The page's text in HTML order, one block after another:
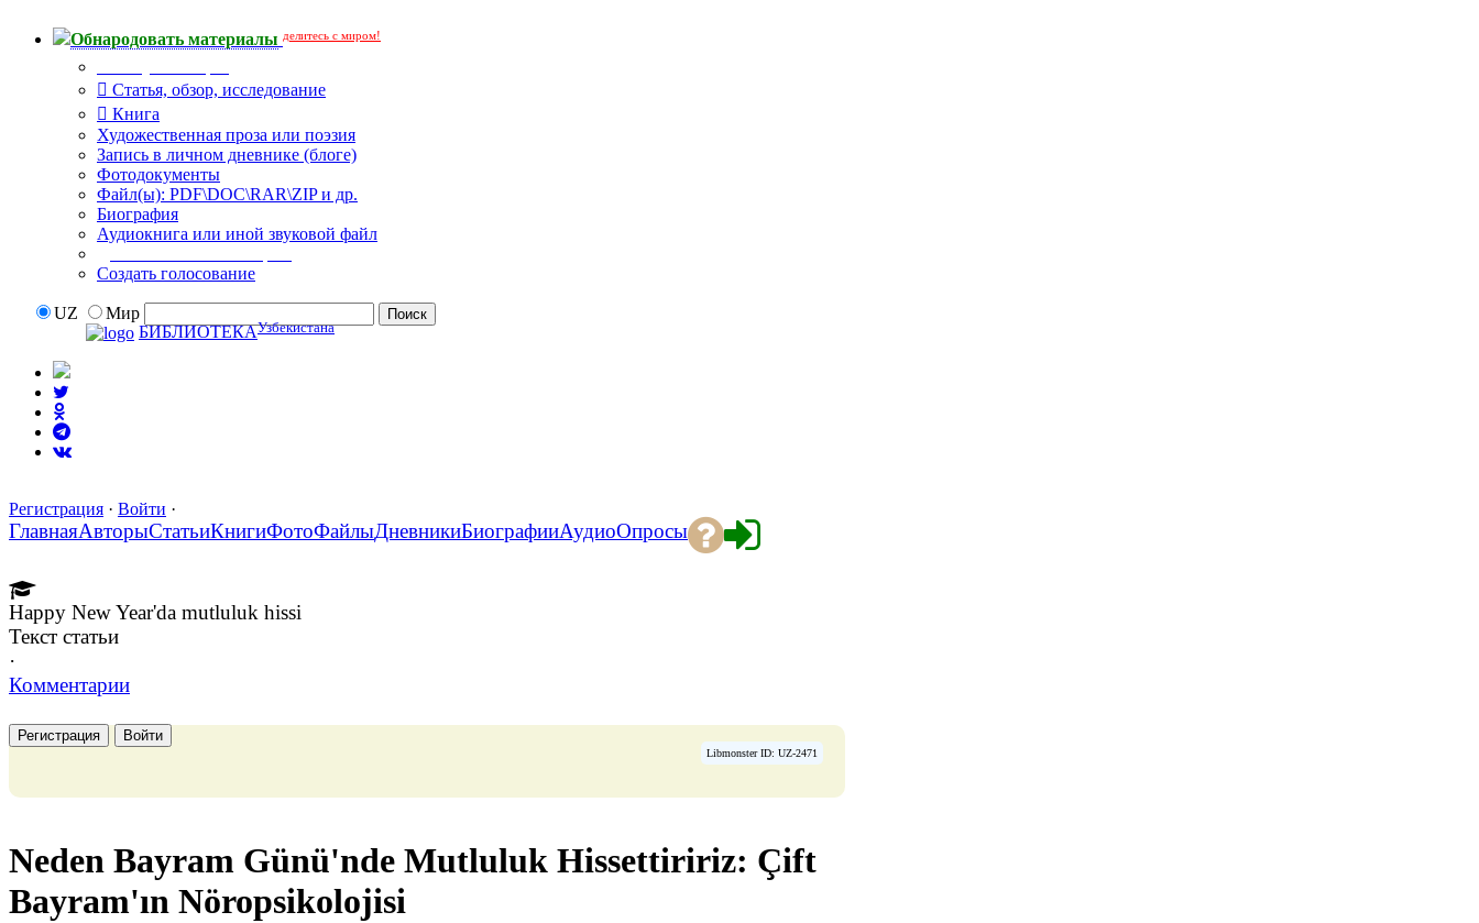
Обнародовать материалы делитесь с миром!
Статья, обзор, исследование
Книга
Художественная проза или поэзия
Запись в личном дневнике (блоге)
Фотодокументы
Файл(ы): PDF\DOC\RAR\ZIP и др.
Биография
Аудиокнига или иной звуковой файл
Создать голосование
UZ
Мир
БИБЛИОТЕКАУзбекистана
Регистрация · Войти ·
ГлавнаяАвторыСтатьиКнигиФотоФайлыДневникиБиографииАудиоОпросы
Happy New Year'da mutluluk hissi
Текст статьи
·
Комментарии
Регистрация Войти
Libmonster ID: UZ-2471
Neden Bayram Günü'nde Mutluluk Hissettiririz: Çift
Bayram'ın Nöropsikolojisi